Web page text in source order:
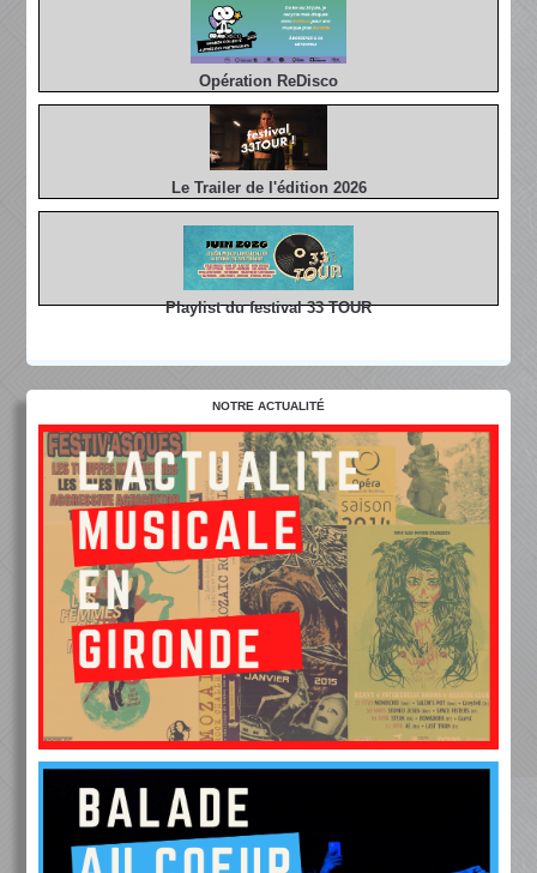
Opération ReDisco
Le Trailer de l'édition 2026
Playlist du festival 33 TOUR
NOTRE ACTUALITÉ